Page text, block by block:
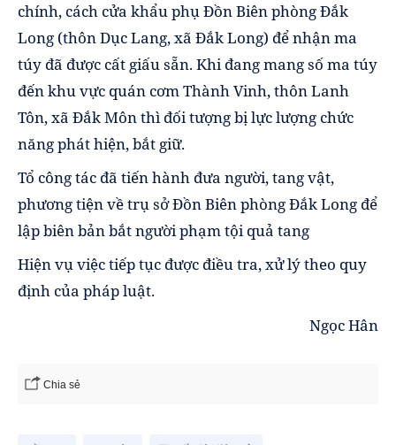
chính, cách cửa khẩu phụ Đồn Biên phòng Đắk
Long (thôn Dục Lang, xã Đắk Long) để nhận ma
túy đã được cất giấu sẵn. Khi đang mang số ma túy
đến khu vực quán cơm Thành Vinh, thôn Lanh
Tôn, xã Đắk Môn thì đối tượng bị lực lượng chức
năng phát hiện, bắt giữ.
Tổ công tác đã tiến hành đưa người, tang vật,
phương tiện về trụ sở Đồn Biên phòng Đắk Long để
lập biên bản bắt người phạm tội quả tang
Hiện vụ việc tiếp tục được điều tra, xử lý theo quy
định của pháp luật.
Ngọc Hân
Chia sẻ